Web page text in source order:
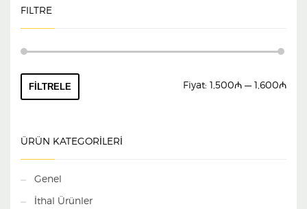
FILTRE
FILTRELE Fiyat: 1,500₼ — 1,600₼
ÜRÜN KATEGORILERI
Genel
İthal Ürünler